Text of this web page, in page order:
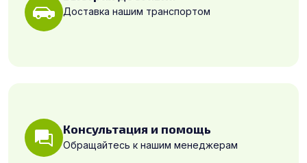
Доставка нашим транспортом
Консультация и помощь
Обращайтесь к нашим менеджерам